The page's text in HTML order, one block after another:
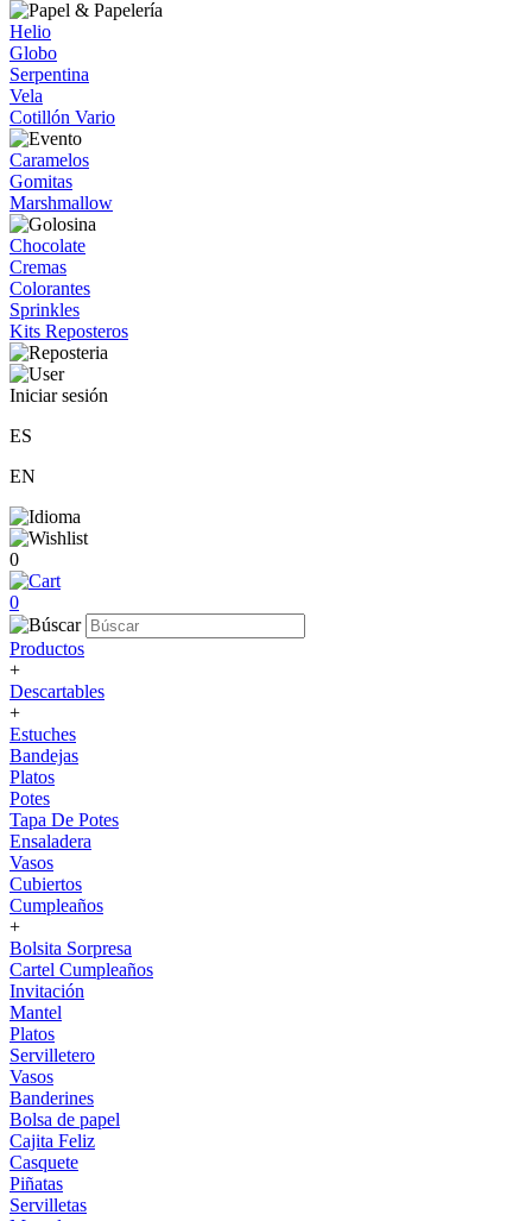
Helio
Globo
Serpentina
Vela
Cotillón Vario
Caramelos
Gomitas
Marshmallow
Chocolate
Cremas
Colorantes
Sprinkles
Kits Reposteros
Iniciar sesión
ES
EN
0
0
Productos
+
Descartables
+
Estuches
Bandejas
Platos
Potes
Tapa De Potes
Ensaladera
Vasos
Cubiertos
Cumpleaños
+
Bolsita Sorpresa
Cartel Cumpleaños
Invitación
Mantel
Platos
Servilletero
Vasos
Banderines
Bolsa de papel
Cajita Feliz
Casquete
Piñatas
Servilletas